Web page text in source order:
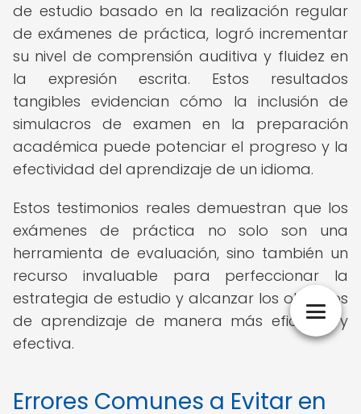
de estudio basado en la realización regular
de exámenes de práctica, logró incrementar
su nivel de comprensión auditiva y fluidez en
la expresión escrita. Estos resultados
tangibles evidencian cómo la inclusión de
simulacros de examen en la preparación
académica puede potenciar el progreso y la
efectividad del aprendizaje de un idioma.
Estos testimonios reales demuestran que los
exámenes de práctica no solo son una
herramienta de evaluación, sino también un
recurso invaluable para perfeccionar la
estrategia de estudio y alcanzar los objetivos
de aprendizaje de manera más eficiente y
efectiva.
Errores Comunes a Evitar en